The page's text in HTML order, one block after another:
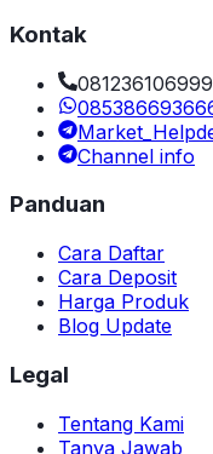
Kontak
081236106999
Channel info
Panduan
Cara Daftar
Cara Deposit
Harga Produk
Blog Update
Legal
Tentang Kami
Tanya Jawab